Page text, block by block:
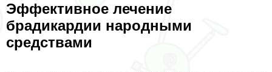
Эффективное лечение
брадикардии народными
средствами